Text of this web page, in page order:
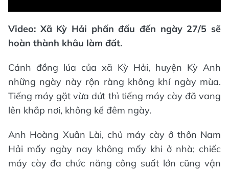
Video: Xã Kỳ Hải phấn đấu đến ngày 27/5 sẽ
hoàn thành khâu làm đất.
Cánh đồng lúa của xã Kỳ Hải, huyện Kỳ Anh
những ngày này rộn ràng không khí ngày mùa.
Tiếng máy gặt vừa dứt thì tiếng máy cày đã vang
lên khắp nơi, không kể đêm ngày.
Anh Hoàng Xuân Lài, chủ máy cày ở thôn Nam
Hải mấy ngày nay không mấy khi ở nhà; chiếc
máy cày đa chức năng công suất lớn cũng vận